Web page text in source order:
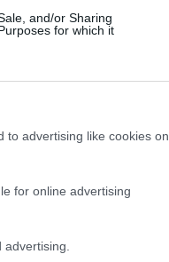
and/or Sharing
for which it
to advertising like cookies on
for online advertising